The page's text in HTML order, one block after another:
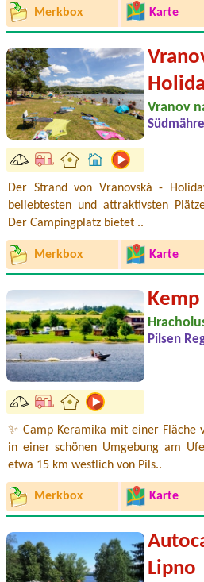
Merkbox Karte
Vranov
Der Strand von Vranovská -
beliebtesten und attraktivsten
Der Campingplatz bietet ..
Merkbox Karte
Pilsen
✨ Camp Keramika mit einer Fläche
in einer schönen Umgebung am
etwa 15 km westlich von Pils..
Merkbox Karte
Lipno